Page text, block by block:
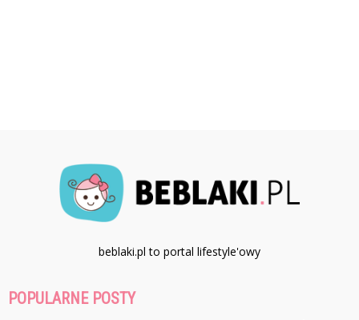
beblaki.pl to portal lifestyle'owy
POPULARNE POSTY